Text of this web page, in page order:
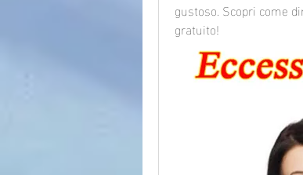
gustoso. Scopri come
gratuito!